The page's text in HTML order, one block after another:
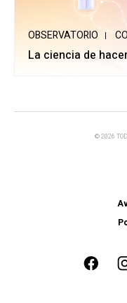
OBSERVATORIO
La ciencia de
© 2026